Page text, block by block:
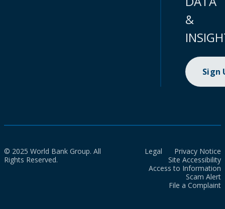
&
Sign
© 2025 World Bank Group. All
Rights Reserved.
Legal
Privacy Notice
Site Accessibility
Access to Information
Scam Alert
File a Complaint